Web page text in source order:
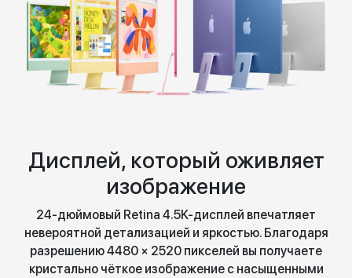
Дисплей, который оживляет
изображение
24-дюймовый Retina 4.5K-дисплей впечатляет
невероятной детализацией и яркостью. Благодаря
разрешению 4480 × 2520 пикселей вы получаете
кристально чёткое изображение с насыщенными